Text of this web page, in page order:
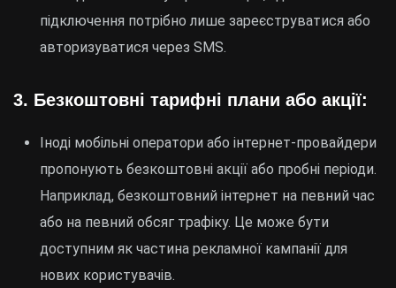
підключення потрібно лише зареєструватися або
авторизуватися через SMS.
3. Безкоштовні тарифні плани або акції:
Іноді мобільні оператори або інтернет-провайдери
пропонують безкоштовні акції або пробні періоди.
Наприклад, безкоштовний інтернет на певний час
або на певний обсяг трафіку. Це може бути
доступним як частина рекламної кампанії для
нових користувачів.